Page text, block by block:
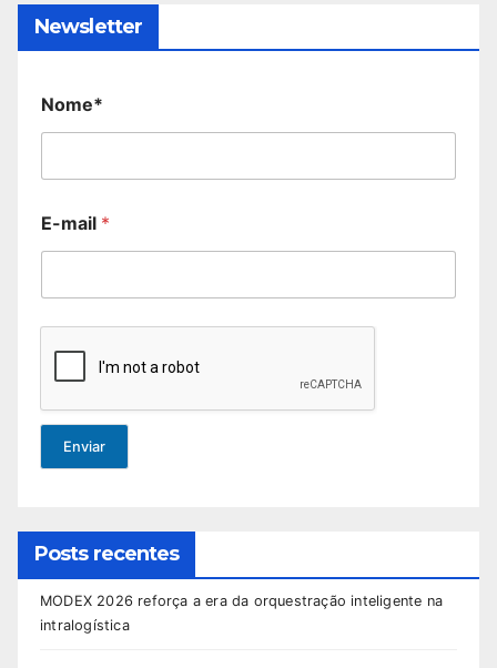
Newsletter
Nome*
E-mail *
Enviar
Posts recentes
MODEX 2026 reforça a era da orquestração inteligente na
intralogística